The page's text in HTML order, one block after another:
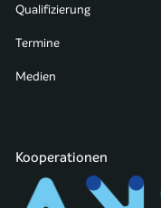
Qualifizierung
Termine
Medien
Kooperationen